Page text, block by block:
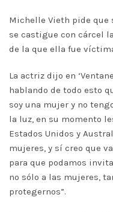
Michelle Vieth pide que
se castigue con cárcel
de la que ella fue
La actriz dijo en
hablando de todo esto
soy una mujer y no
la luz, en su momento
Estados Unidos y
mujeres, y sí creo que
para que podamos
no sólo a las mujeres,
protegernos”.